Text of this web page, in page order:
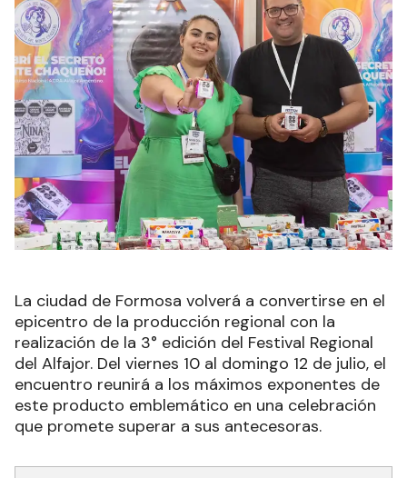
La ciudad de Formosa volverá a convertirse en el
epicentro de la producción regional con la
realización de la 3° edición del Festival Regional
del Alfajor. Del viernes 10 al domingo 12 de julio, el
encuentro reunirá a los máximos exponentes de
este producto emblemático en una celebración
que promete superar a sus antecesoras.